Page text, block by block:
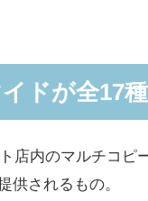
ドが全17
店内のマルチコピ
供されるもの。